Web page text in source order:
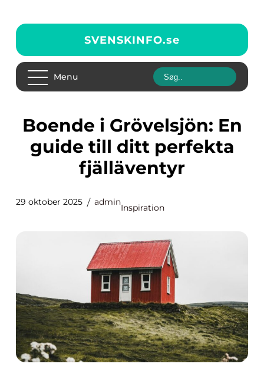
SVENSKINFO.se
Menu
Boende i Grövelsjön: En
guide till ditt perfekta
fjälläventyr
29 oktober 2025 admin
Inspiration